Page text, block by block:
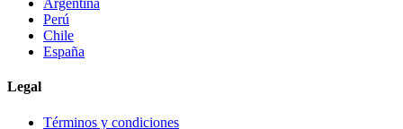
Argentina
Perú
Chile
España
Legal
Términos y condiciones